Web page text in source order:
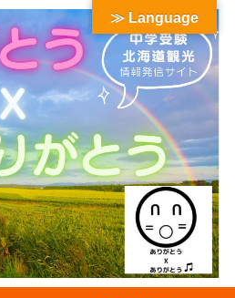
≫ Language